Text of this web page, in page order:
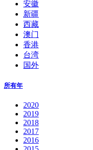
安徽
新疆
西藏
澳门
香港
台湾
国外
所有年
2020
2019
2018
2017
2016